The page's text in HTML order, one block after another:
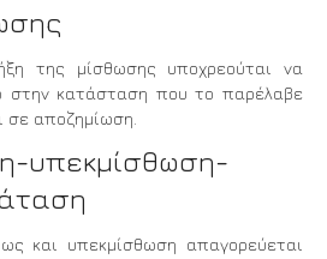
της μίσθωσης υποχρεούται να
στην κατάσταση που το παρέλαβε
σε αποζημίωση.
υπεκμίσθωση-
και υπεκμίσθωση απαγορεύεται